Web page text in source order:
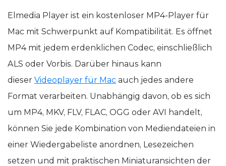
Elmedia Player ist ein kostenloser MP4-Player für
Mac mit Schwerpunkt auf Kompatibilität. Es öffnet
MP4 mit jedem erdenklichen Codec, einschließlich
ALS oder Vorbis. Darüber hinaus kann
dieser Videoplayer für Mac auch jedes andere
Format verarbeiten. Unabhängig davon, ob es sich
um MP4, MKV, FLV, FLAC, OGG oder AVI handelt,
können Sie jede Kombination von Mediendateien in
einer Wiedergabeliste anordnen, Lesezeichen
setzen und mit praktischen Miniaturansichten der